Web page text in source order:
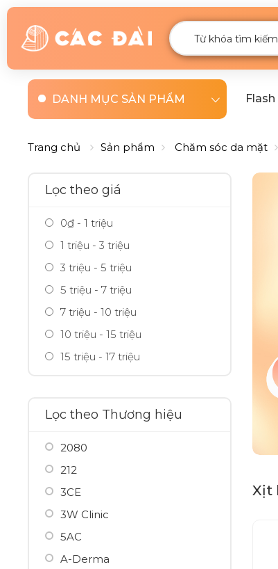
DANH MỤC SẢN PHẨM
Trang chủ Sản phẩm Chăm sóc da mặt
Lọc theo giá
0₫ - 1 triệu
1 triệu - 3 triệu
3 triệu - 5 triệu
5 triệu - 7 triệu
7 triệu - 10 triệu
10 triệu - 15 triệu
15 triệu - 17 triệu
Lọc theo Thương hiệu
2080
212
3CE
3W Clinic
5AC
A-Derma
Xịt